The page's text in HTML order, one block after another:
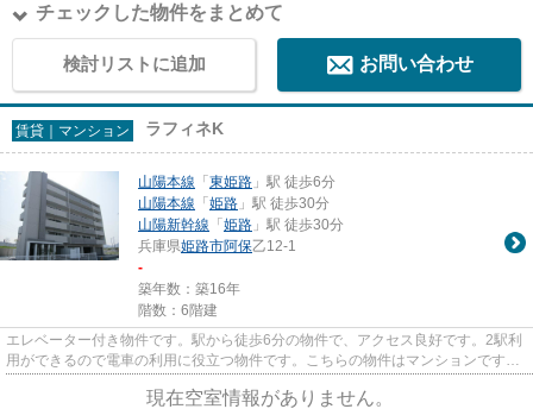
チェックした物件をまとめて
検討リストに追加 お問い合わせ
賃貸｜マンション ラフィネK
山陽本線 「東姫路 」駅 徒歩6分
山陽本線 「姫路 」駅 徒歩30分
山陽新幹線 「姫路 」駅 徒歩30分
兵庫県姫路市阿保乙12-1
-
築年数：築16年
階数：6階建
エレベーター付き物件です。駅から徒歩6分の物件で、アクセス良好です。2駅利
用ができるので電車の利用に役立つ物件です。こちらの物件はマンションです。
当社スタッフが地域の賃貸情...
現在空室情報がありません。